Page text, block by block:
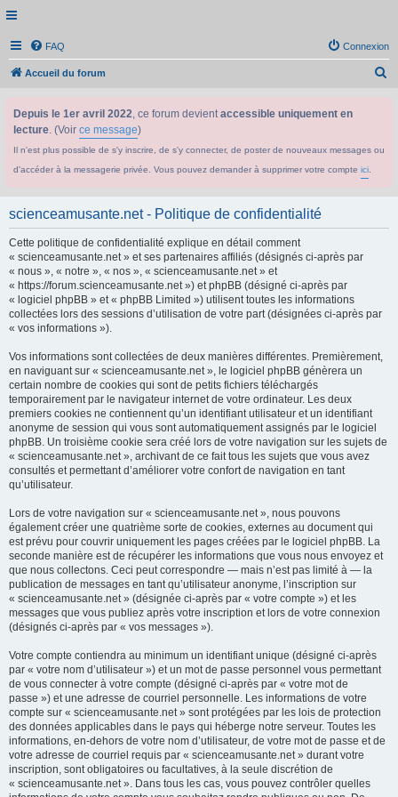
FAQ Connexion
Accueil du forum
Depuis le 1er avril 2022, ce forum devientaccessible uniquement en
lecture. (Voir ce message)
Il n'est plus possible de s'y inscrire, de s'y connecter, de poster de nouveaux messages ou
d'accéder à la messagerie privée. Vous pouvez demander à supprimer votre compte ici
scienceamusante.net - Politique de confidentialité
Cette politique de confidentialité explique en détail comment
« scienceamusante.net » et ses partenaires affiliés (désignés ci-après par
« nous », « notre », « nos », « scienceamusante.net » et
« https://forum.scienceamusante.net ») et phpBB (désigné ci-après par
« logiciel phpBB » et « phpBB Limited ») utilisent toutes les informations
collectées lors des sessions d’utilisation de votre part (désignées ci-après par
« vos informations »).
Vos informations sont collectées de deux manières différentes. Premièrement,
en naviguant sur « scienceamusante.net », le logiciel phpBB génèrera un
certain nombre de cookies qui sont de petits fichiers téléchargés
temporairement par le navigateur internet de votre ordinateur. Les deux
premiers cookies ne contiennent qu’un identifiant utilisateur et un identifiant
anonyme de session qui vous sont automatiquement assignés par le logiciel
phpBB. Un troisième cookie sera créé lors de votre navigation sur les sujets de
« scienceamusante.net », archivant de ce fait tous les sujets que vous avez
consultés et permettant d’améliorer votre confort de navigation en tant
qu’utilisateur.
Lors de votre navigation sur « scienceamusante.net », nous pouvons
également créer une quatrième sorte de cookies, externes au document qui
est prévu pour couvrir uniquement les pages créées par le logiciel phpBB. La
seconde manière est de récupérer les informations que vous nous envoyez et
que nous collectons. Ceci peut correspondre — mais n’est pas limité à — la
publication de messages en tant qu’utilisateur anonyme, l’inscription sur
« scienceamusante.net » (désignée ci-après par « votre compte ») et les
messages que vous publiez après votre inscription et lors de votre connexion
(désignés ci-après par « vos messages »).
Votre compte contiendra au minimum un identifiant unique (désigné ci-après
par « votre nom d’utilisateur ») et un mot de passe personnel vous permettant
de vous connecter à votre compte (désigné ci-après par « votre mot de
passe ») et une adresse de courriel personnelle. Les informations de votre
compte sur « scienceamusante.net » sont protégées par les lois de protection
des données applicables dans le pays qui héberge notre serveur. Toutes les
informations, en-dehors de votre nom d’utilisateur, de votre mot de passe et de
votre adresse de courriel requis par « scienceamusante.net » durant votre
inscription, sont obligatoires ou facultatives, à la seule discrétion de
« scienceamusante.net ». Dans tous les cas, vous pouvez contrôler quelles